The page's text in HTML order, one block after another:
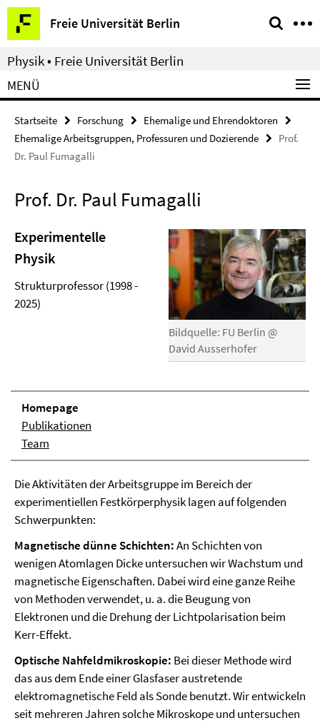
Springe
direkt
zu
Inhalt
Freie Universität Berlin
Service-
Navigation
Physik • Freie Universität Berlin
MENÜ
Startseite Forschung
Ehemalige und Ehrendoktoren
Ehemalige Arbeitsgruppen, Professuren und Dozierende
Prof.
Dr. Paul Fumagalli
Prof. Dr. Paul Fumagalli
Bildquelle: FU Berlin @
David Ausserhofer
Experimentelle
Physik
Strukturprofessor (1998 -
2025)
Homepage
Publikationen
Team
Die Aktivitäten der Arbeitsgruppe im Bereich der
experimentiellen Festkörperphysik lagen auf folgenden
Schwerpunkten:
Magnetische dünne Schichten:An Schichten von
wenigen Atomlagen Dicke untersuchen wir Wachstum und
magnetische Eigenschaften. Dabei wird eine ganze Reihe
von Methoden verwendet, u. a. die Beugung von
Elektronen und die Drehung der Lichtpolarisation beim
Kerr-Effekt.
Optische Nahfeldmikroskopie: Bei dieser Methode wird
das aus dem Ende einer Glasfaser austretende
elektromagnetische Feld als Sonde benutzt. Wir entwickeln
seit mehreren Jahren solche Mikroskope und untersuchen